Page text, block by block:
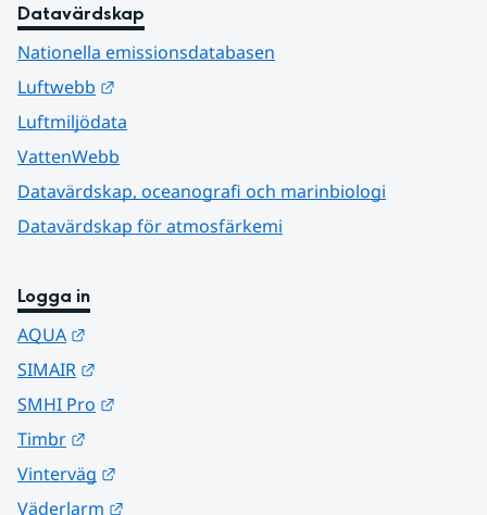
Datavärdskap
Nationella emissionsdatabasen
Luftwebb
Luftmiljödata
VattenWebb
Datavärdskap, oceanografi och marinbiologi
Datavärdskap för atmosfärkemi
Logga in
AQUA
SIMAIR
SMHI Pro
Timbr
Vinterväg
Väderlarm